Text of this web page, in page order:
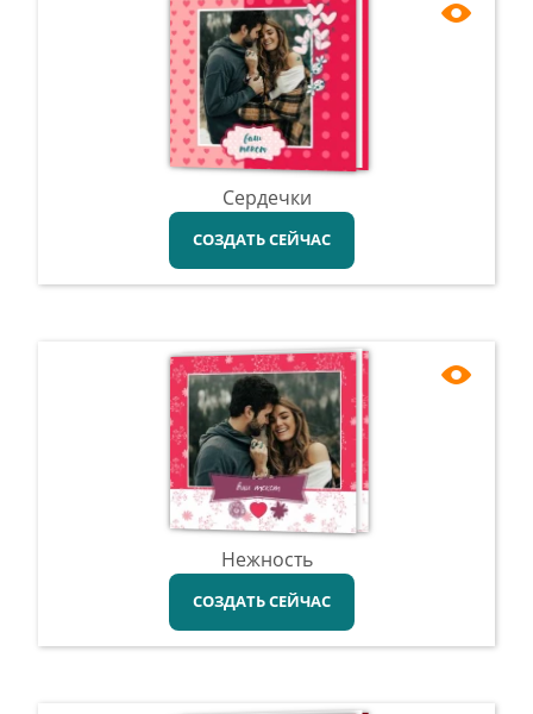
Сердечки
СОЗДАТЬ СЕЙЧАС
Нежность
СОЗДАТЬ СЕЙЧАС